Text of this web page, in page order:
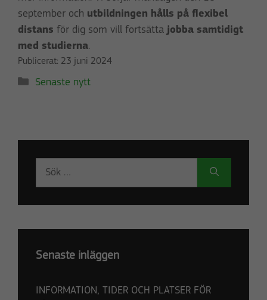
september och utbildningen hålls på flexibel
distans för dig som vill fortsätta jobba samtidigt
med studierna.
Publicerat: 23 juni 2024
Kategorier
Senaste nytt
Senaste inläggen
INFORMATION, TIDER OCH PLATSER FÖR